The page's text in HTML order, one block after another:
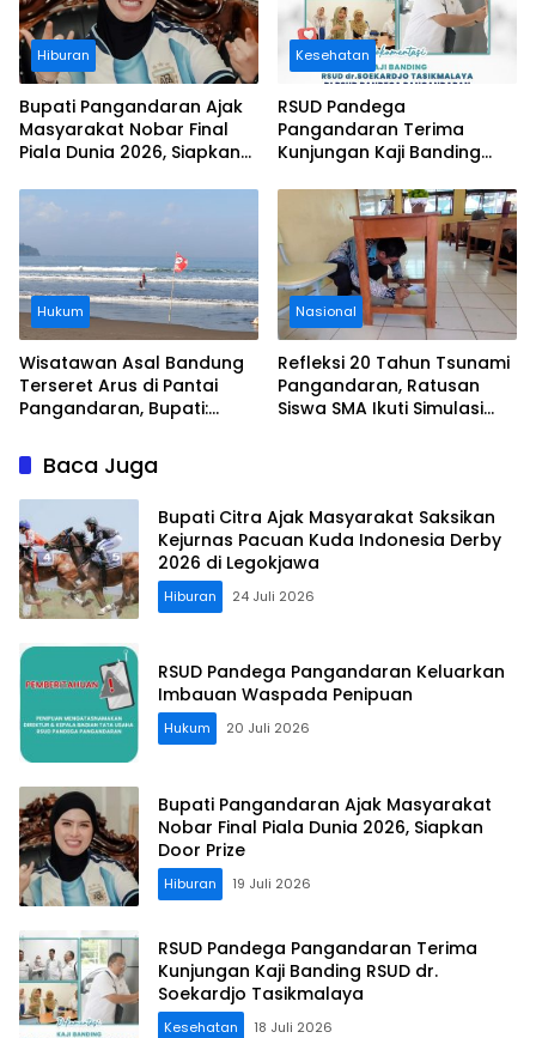
Hiburan
Bupati Pangandaran Ajak
Masyarakat Nobar Final
Piala Dunia 2026, Siapkan
Kesehatan
RSUD Pandega
Pangandaran Terima
Kunjungan Kaji Banding
Tasikmalaya
Hukum
Wisatawan Asal Bandung
Terseret Arus di Pantai
Pangandaran, Bupati:
Aturan
Nasional
Refleksi 20 Tahun Tsunami
Pangandaran, Ratusan
Siswa SMA Ikuti Simulasi
Baca Juga
Bupati Citra Ajak Masyarakat Saksikan
Kejurnas Pacuan Kuda Indonesia Derby
2026 di Legokjawa
Hiburan 24 Juli 2026
RSUD Pandega Pangandaran Keluarkan
Imbauan Waspada Penipuan
Hukum 20 Juli 2026
Bupati Pangandaran Ajak Masyarakat
Nobar Final Piala Dunia 2026, Siapkan
Door Prize
Hiburan 19 Juli 2026
RSUD Pandega Pangandaran Terima
Kunjungan Kaji Banding RSUD dr.
Soekardjo Tasikmalaya
Kesehatan 18 Juli 2026